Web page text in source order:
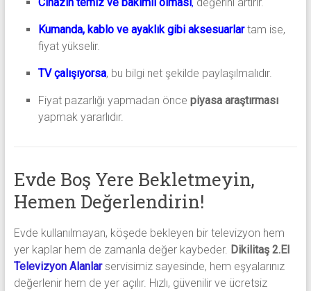
Cihazın temiz ve bakımlı olması , değerini artırır.
Kumanda, kablo ve ayaklık gibi aksesuarlartam ise,
fiyat yükselir.
TV çalışıyorsa, bu bilgi net şekilde paylaşılmalıdır.
Fiyat pazarlığı yapmadan önce piyasa araştırması
yapmak yararlıdır.
Evde Boş Yere Bekletmeyin,
Hemen Değerlendirin!
Evde kullanılmayan, köşede bekleyen bir televizyon hem
yer kaplar hem de zamanla değer kaybeder. Dikilitaş 2.El
Televizyon Alanlarservisimiz sayesinde, hem eşyalarınız
değerlenir hem de yer açılır. Hızlı, güvenilir ve ücretsiz